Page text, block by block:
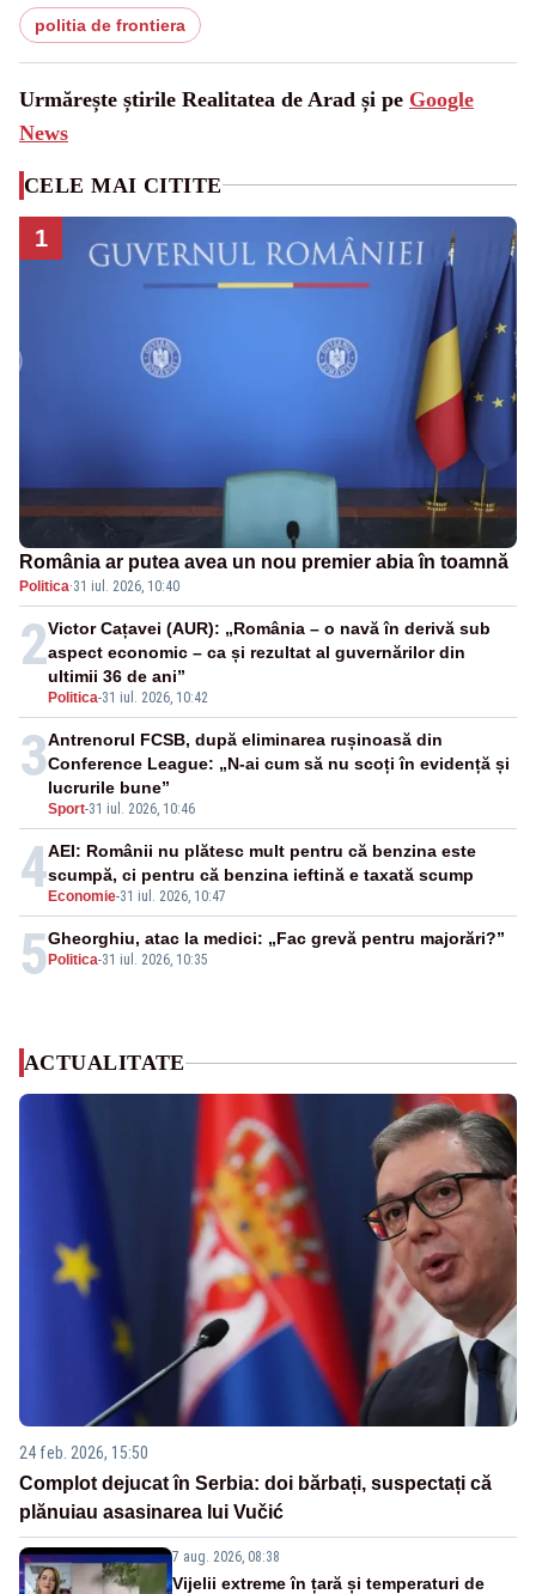
politia de frontiera
Urmărește știrile Realitatea de Arad și pe Google
News
CELE MAI CITITE
1
România ar putea avea un nou premier abia în toamnă
Politica·31 iul. 2026, 10:40
2
Politica-31 iul. 2026, 10:42
Victor Cațavei (AUR): „România – o navă în derivă sub
aspect economic – ca și rezultat al guvernărilor din
ultimii 36 de ani”
3
Sport-31 iul. 2026, 10:46
Antrenorul FCSB, după eliminarea rușinoasă din
Conference League: „N-ai cum să nu scoți în evidență și
lucrurile bune”
4 Economie-31 iul. 2026, 10:47
AEI: Românii nu plătesc mult pentru că benzina este
scumpă, ci pentru că benzina ieftină e taxată scump
5 Politica-31 iul. 2026, 10:35
Gheorghiu, atac la medici: „Fac grevă pentru majorări?”
ACTUALITATE
24 feb. 2026, 15:50
Complot dejucat în Serbia: doi bărbați, suspectați că
plănuiau asasinarea lui Vučić
7 aug. 2026, 08:38
Vijelii extreme în țară și temperaturi de